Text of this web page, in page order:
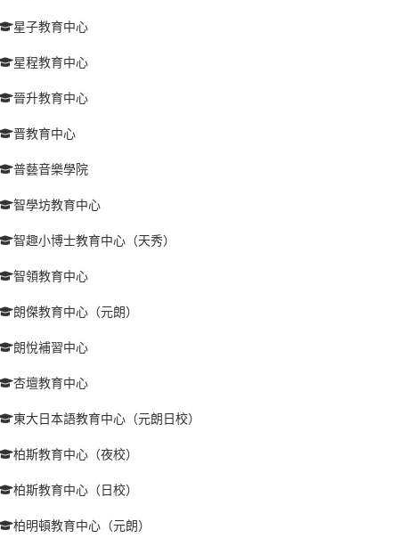
星子教育中心
星程教育中心
晉升教育中心
晋教育中心
普藝音樂學院
智學坊教育中心
智趣小博士教育中心（天秀）
智領教育中心
朗傑教育中心（元朗）
朗悅補習中心
杏壇教育中心
東大日本語教育中心（元朗日校）
柏斯教育中心（夜校）
柏斯教育中心（日校）
柏明頓教育中心（元朗）